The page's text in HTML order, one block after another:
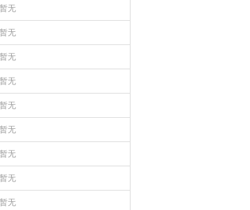
暂无
暂无
暂无
暂无
暂无
暂无
暂无
暂无
暂无